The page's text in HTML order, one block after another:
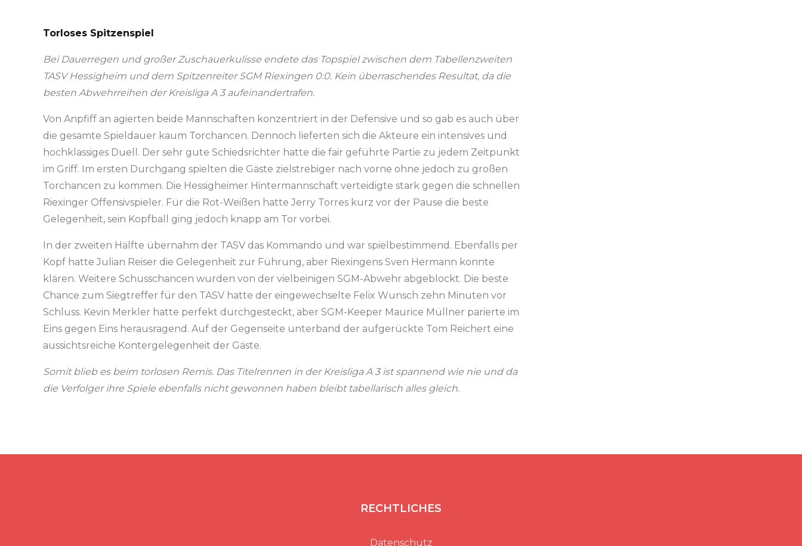
Torloses Spitzenspiel
Bei Dauerregen und großer Zuschauerkulisse endete das Topspiel zwischen dem Tabellenzweiten
TASV Hessigheim und dem Spitzenreiter SGM Riexingen 0:0. Kein überraschendes Resultat, da die
besten Abwehrreihen der Kreisliga A 3 aufeinandertrafen.
Von Anpfiff an agierten beide Mannschaften konzentriert in der Defensive und so gab es auch über
die gesamte Spieldauer kaum Torchancen. Dennoch lieferten sich die Akteure ein intensives und
hochklassiges Duell. Der sehr gute Schiedsrichter hatte die fair geführte Partie zu jedem Zeitpunkt
im Griff. Im ersten Durchgang spielten die Gäste zielstrebiger nach vorne ohne jedoch zu großen
Torchancen zu kommen. Die Hessigheimer Hintermannschaft verteidigte stark gegen die schnellen
Riexinger Offensivspieler. Für die Rot-Weißen hatte Jerry Torres kurz vor der Pause die beste
Gelegenheit, sein Kopfball ging jedoch knapp am Tor vorbei.
In der zweiten Hälfte übernahm der TASV das Kommando und war spielbestimmend. Ebenfalls per
Kopf hatte Julian Reiser die Gelegenheit zur Führung, aber Riexingens Sven Hermann konnte
klären. Weitere Schusschancen wurden von der vielbeinigen SGM-Abwehr abgeblockt. Die beste
Chance zum Siegtreffer für den TASV hatte der eingewechselte Felix Wunsch zehn Minuten vor
Schluss. Kevin Merkler hatte perfekt durchgesteckt, aber SGM-Keeper Maurice Müllner parierte im
Eins gegen Eins herausragend. Auf der Gegenseite unterband der aufgerückte Tom Reichert eine
aussichtsreiche Kontergelegenheit der Gäste.
Somit blieb es beim torlosen Remis. Das Titelrennen in der Kreisliga A 3 ist spannend wie nie und da
die Verfolger ihre Spiele ebenfalls nicht gewonnen haben bleibt tabellarisch alles gleich.
RECHTLICHES
Datenschutz